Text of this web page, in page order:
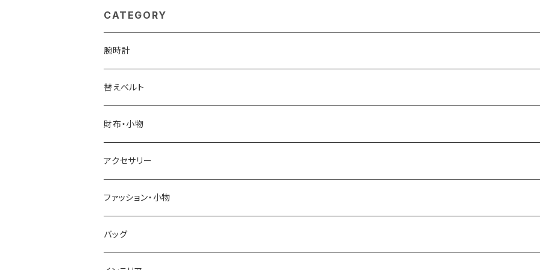
CATEGORY
腕時計
ELGIN
SALVATORE MARRA
CASIO
GRANDEUR
COGU
替えベルト
COACH
DANIEL WELLINGTON
LACOSTE
DIESEL
財布・小物
SONNE
DUCT
TRANSNUMBER
アクセサリー
GUCCI
TIFFANY&CO
ファッション・小物
DAKS
バッグ